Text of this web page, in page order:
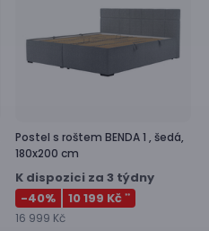
Postel s roštem BENDA 1 , šedá,
180x200 cm
K dispozici za 3 týdny
-40% 10 199 Kč **
16 999 Kč